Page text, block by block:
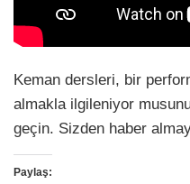
Keman dersleri, bir
almakla ilgileniyor
geçin. Sizden haber
Paylaş: